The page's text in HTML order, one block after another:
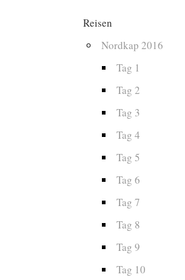
Reisen
Nordkap 2016
Tag 1
Tag 2
Tag 3
Tag 4
Tag 5
Tag 6
Tag 7
Tag 8
Tag 9
Tag 10